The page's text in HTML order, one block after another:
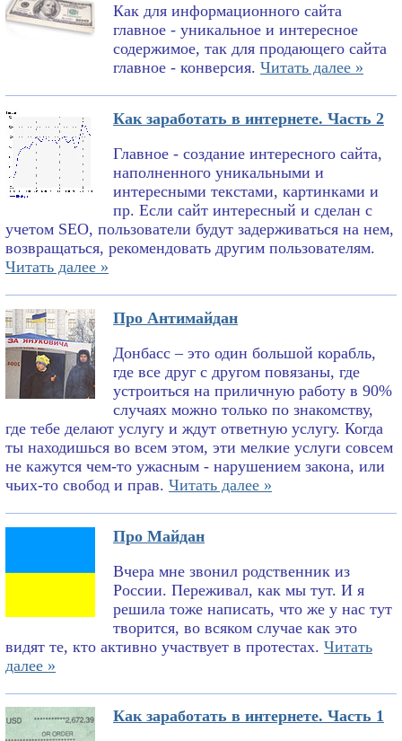
Как для информационного сайта
главное - уникальное и интересное
содержимое, так для продающего сайта
главное - конверсия. Читать далее »
Как заработать в интернете. Часть 2
Главное - создание интересного сайта,
наполненного уникальными и
интересными текстами, картинками и
пр. Если сайт интересный и сделан с
учетом SEO, пользователи будут задерживаться на нем,
возвращаться, рекомендовать другим пользователям.
Читать далее »
Про Антимайдан
Донбасс – это один большой корабль,
где все друг с другом повязаны, где
устроиться на приличную работу в 90%
случаях можно только по знакомству,
где тебе делают услугу и ждут ответную услугу. Когда
ты находишься во всем этом, эти мелкие услуги совсем
не кажутся чем-то ужасным - нарушением закона, или
чьих-то свобод и прав. Читать далее »
Про Майдан
Вчера мне звонил родственник из
России. Переживал, как мы тут. И я
решила тоже написать, что же у нас тут
творится, во всяком случае как это
видят те, кто активно участвует в протестах. Читать
далее »
Как заработать в интернете. Часть 1